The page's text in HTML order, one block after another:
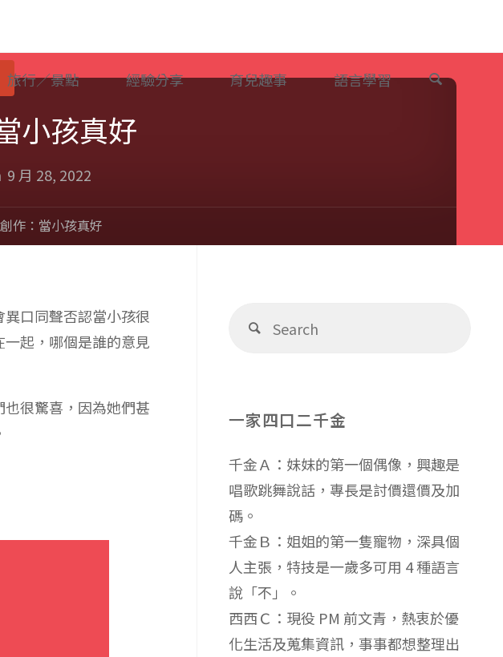
旅行／景點 經驗分享 育兒趣事 語言學習
小孩真好
9 月 28, 2022
作：當小孩真好
口同聲否認當小孩很
起，哪個是誰的意見
很驚喜，因為她們甚
Search
一家四口二千金
千金Ａ：妹妹的第一個偶像，興趣是
唱歌跳舞說話，專長是討價還價及加
碼。
千金Ｂ：姐姐的第一隻寵物，深具個
人主張，特技是一歲多可用 4 種語言
說「不」。
西西Ｃ：現役 PM 前文青，熱衷於優
化生活及蒐集資訊，事事都想整理出